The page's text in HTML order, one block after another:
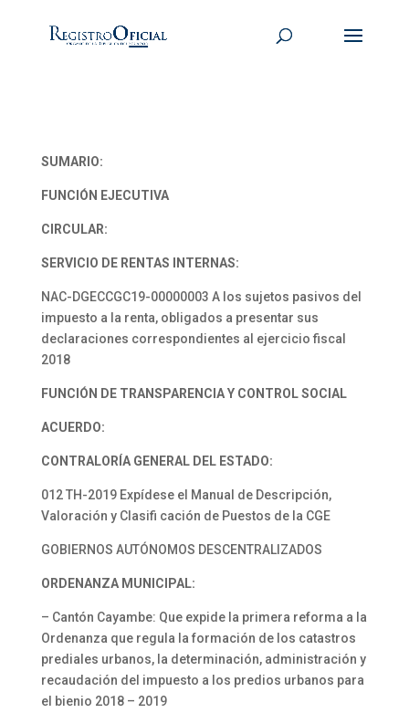
SUMARIO:
FUNCIÓN EJECUTIVA
CIRCULAR:
SERVICIO DE RENTAS INTERNAS:
NAC-DGECCGC19-00000003 A los sujetos pasivos del
impuesto a la renta, obligados a presentar sus
declaraciones correspondientes al ejercicio fiscal
2018
FUNCIÓN DE TRANSPARENCIA Y CONTROL SOCIAL
ACUERDO:
CONTRALORÍA GENERAL DEL ESTADO:
012 TH-2019 Expídese el Manual de Descripción,
Valoración y Clasifi cación de Puestos de la CGE
GOBIERNOS AUTÓNOMOS DESCENTRALIZADOS
ORDENANZA MUNICIPAL:
– Cantón Cayambe: Que expide la primera reforma a la
Ordenanza que regula la formación de los catastros
prediales urbanos, la determinación, administración y
recaudación del impuesto a los predios urbanos para
el bienio 2018 – 2019